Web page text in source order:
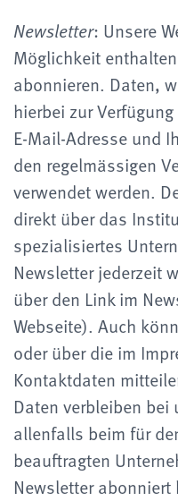
Newsletter: Unsere
Möglichkeit
abonnieren. Daten,
hierbei zur
E-Mail-Adresse und
den regelmässigen
verwendet werden.
direkt über das
spezialisiertes
Newsletter jederzeit
über den Link im
Webseite). Auch
oder über die im
Kontaktdaten
Daten verbleiben
allenfalls beim für
beauftragten
Newsletter abonniert